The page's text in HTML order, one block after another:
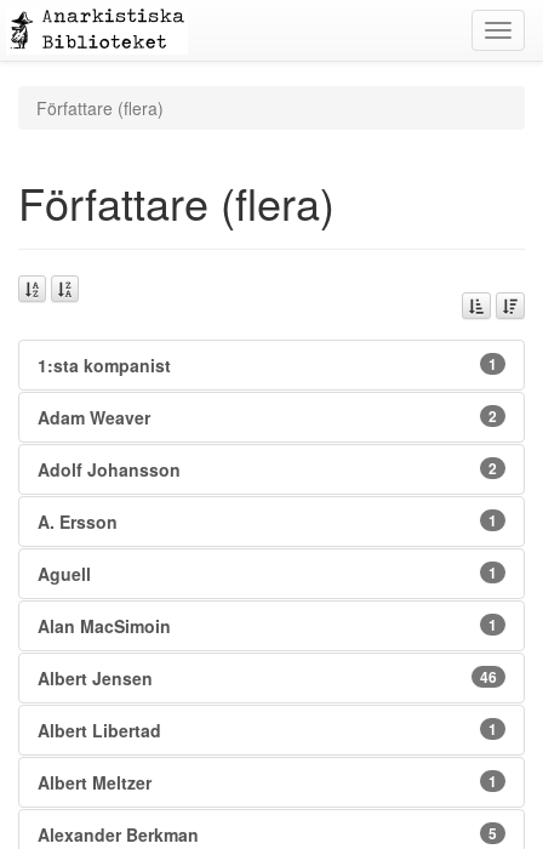
Författare (flera)
Författare (flera)
1:sta kompanist 1
Adam Weaver 2
Adolf Johansson 2
A. Ersson 1
Aguell 1
Alan MacSimoin 1
Albert Jensen 46
Albert Libertad 1
Albert Meltzer 1
Alexander Berkman 5